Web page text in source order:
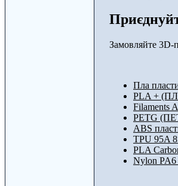
Замовляйте 3D-
Пла
PLA +
Filaments
PETG
ABS
TPU 95A
PLA
Nylon PA6